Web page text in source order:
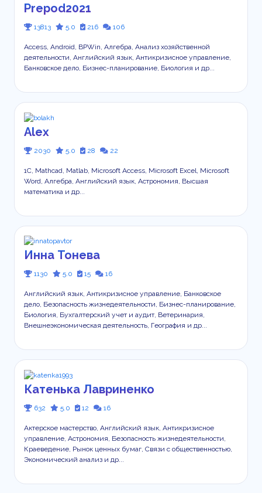
Prepod2021
13813 5.0 216 106
Access, Android, BPWin, Алгебра, Анализ хозяйственной
деятельности, Английский язык, Антикризисное управление,
Банковское дело, Бизнес-планирование, Биология и др...
Alex
2030 5.0 28 22
1С, Mathcad, Matlab, Microsoft Access, Microsoft Excel, Microsoft
Word, Алгебра, Английский язык, Астрономия, Высшая
математика и др...
Инна Тонева
1130 5.0 15 16
Английский язык, Антикризисное управление, Банковское
дело, Безопасность жизнедеятельности, Бизнес-планирование,
Биология, Бухгалтерский учет и аудит, Ветеринария,
Внешнеэкономическая деятельность, География и др...
Катенька Лавриненко
632 5.0 12 16
Актерское мастерство, Английский язык, Антикризисное
управление, Астрономия, Безопасность жизнедеятельности,
Краеведение, Рынок ценных бумаг, Связи с общественностью,
Экономический анализ и др...